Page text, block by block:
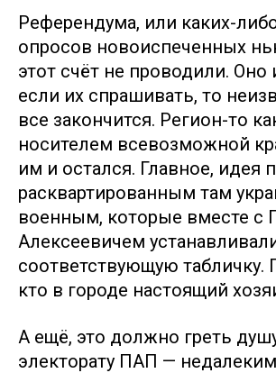
Референдума, или каких-
опросов новоиспеченных
этот счёт не проводили. Оно
если их спрашивать, то
все закончится. Регион-то
носителем всевозможной
им и остался. Главное, идея
расквартированным там
военным, которые вместе с
Алексеевичем
соответствующую табличку.
кто в городе настоящий
А ещё, это должно греть
электорату ПАП —